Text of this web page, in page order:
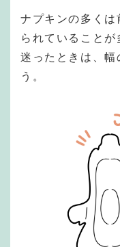
ナプキンの多く
られていること
迷ったときは、幅
う。